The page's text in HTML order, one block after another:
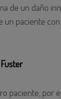
de un daño
un paciente
paciente, por